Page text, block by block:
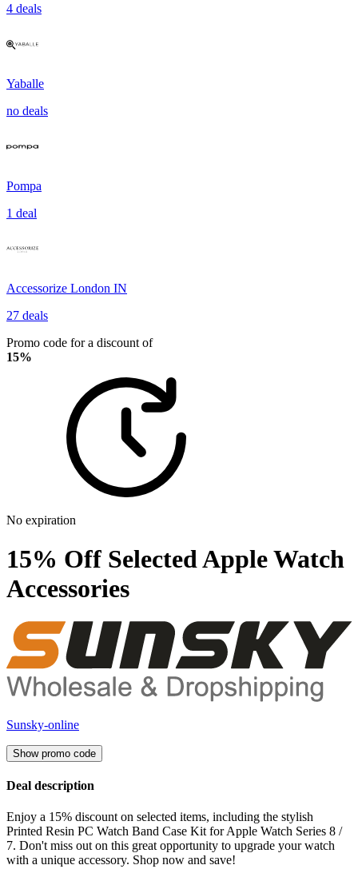
4 deals
Yaballe
no deals
Pompa
1 deal
Accessorize London IN
27 deals
Promo code for a discount of
15%
No expiration
15% Off Selected Apple Watch
Accessories
Sunsky-online
Show promo code
Deal description
Enjoy a 15% discount on selected items, including the stylish
Printed Resin PC Watch Band Case Kit for Apple Watch Series 8 /
7. Don't miss out on this great opportunity to upgrade your watch
with a unique accessory. Shop now and save!